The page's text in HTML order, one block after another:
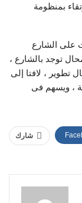
بمنظومة
على الشارع
توجد بالشارع ،
تطوير ، لافتا إلى
، ويسهم فى
شارك